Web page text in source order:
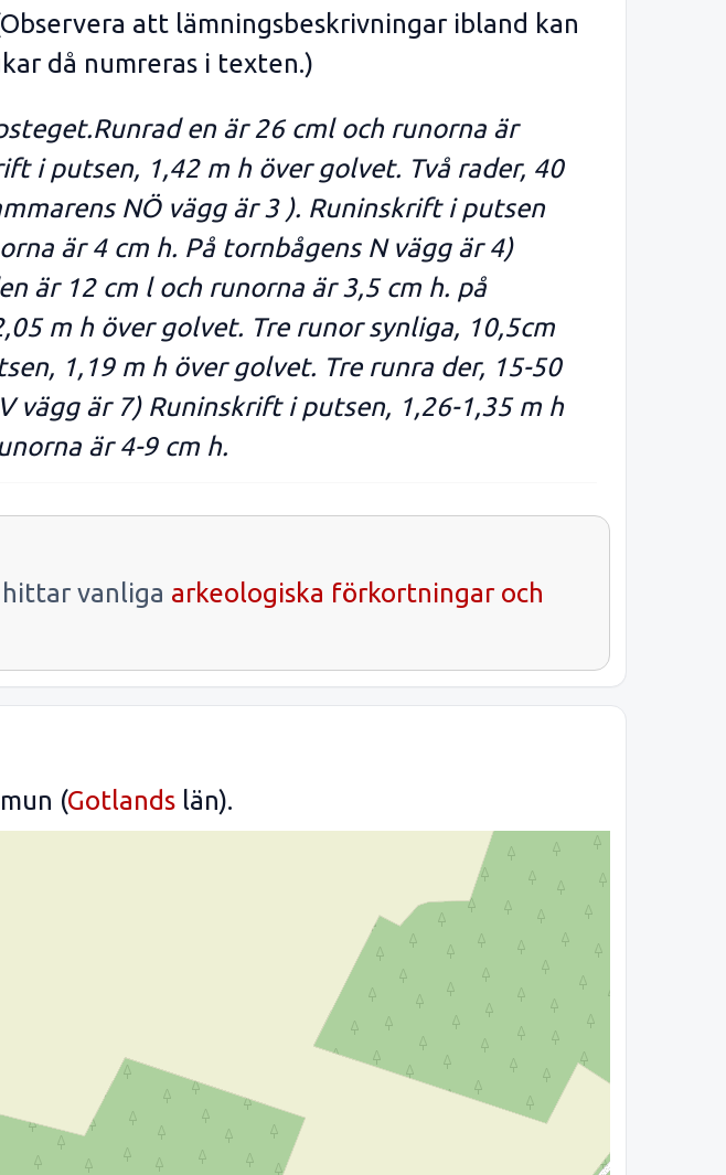
att lämningsbeskrivningar ibland kan
då numreras i texten.)
en är 26 cml och runorna är
i putsen, 1,42 m h över golvet. Två rader, 40
NÖ vägg är 3 ). Runinskrift i putsen
är 4 cm h. På tornbågens N vägg är 4)
är 12 cm l och runorna är 3,5 cm h. på
m h över golvet. Tre runor synliga, 10,5cm
1,19 m h över golvet. Tre runra der, 15-50
vägg är 7) Runinskrift i putsen, 1,26-1,35 m h
är 4-9 cm h.
vanliga arkeologiska förkortningar och
(Gotlands län).